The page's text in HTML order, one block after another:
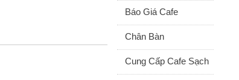
Báo Giá Cafe
Chân Bàn
Cung Cấp Cafe Sạch